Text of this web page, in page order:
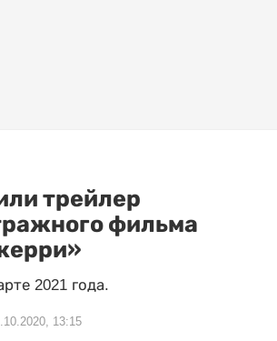
трейлер
фильма
2021 года.
13:15